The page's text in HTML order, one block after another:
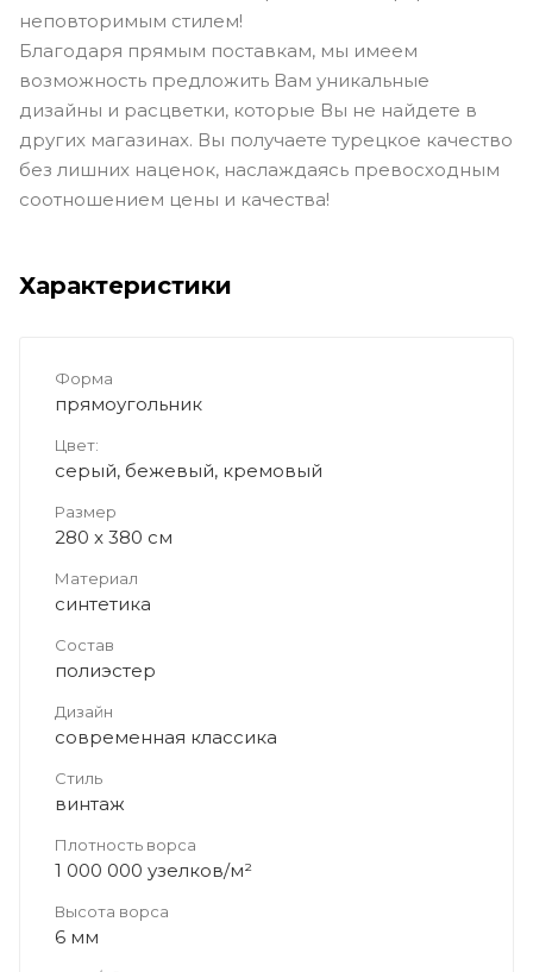
неповторимым стилем!
Благодаря прямым поставкам, мы имеем
возможность предложить Вам уникальные
дизайны и расцветки, которые Вы не найдете в
других магазинах. Вы получаете турецкое качество
без лишних наценок, наслаждаясь превосходным
соотношением цены и качества!
Характеристики
Форма
прямоугольник
Цвет:
серый, бежевый, кремовый
Размер
280 x 380 см
Материал
синтетика
Состав
полиэстер
Дизайн
современная классика
Стиль
винтаж
Плотность ворса
1 000 000 узелков/м²
Высота ворса
6 мм